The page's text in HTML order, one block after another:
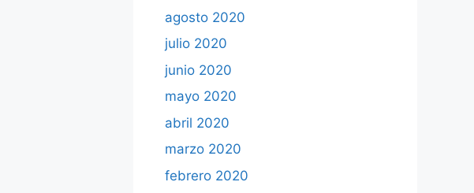
agosto 2020
julio 2020
junio 2020
mayo 2020
abril 2020
marzo 2020
febrero 2020